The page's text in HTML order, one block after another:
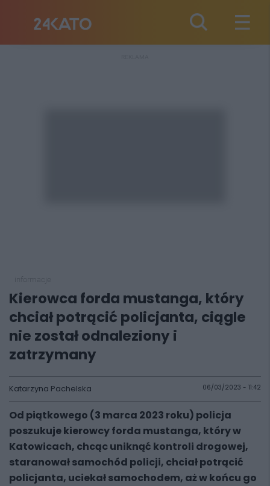
Kierowca forda mustanga, który
chciał potrącić policjanta, ciągle
nie został odnaleziony i
zatrzymany
Katarzyna Pachelska 06/03/2023 - 11:42
Od piątkowego (3 marca 2023 roku) policja
poszukuje kierowcy forda mustanga, który w
Katowicach, chcąc uniknąć kontroli drogowej,
staranował samochód policji, chciał potrącić
policjanta, uciekał samochodem, aż w końcu go